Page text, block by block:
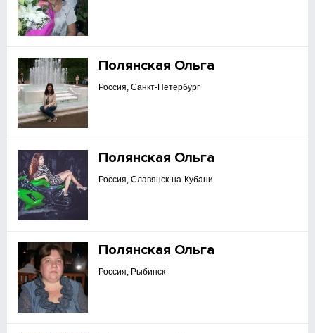
Полянская Ольга
Россия, Санкт-Петербург
Полянская Ольга
Россия, Славянск-на-Кубани
Полянская Ольга
Россия, Рыбинск